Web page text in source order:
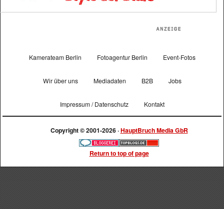
Kamerateam Berlin Fotoagentur Berlin Event-Fotos
Wir über uns Mediadaten B2B Jobs
Impressum / Datenschutz Kontakt
Copyright © 2001-2026 ·HauptBruch Media GbR
Return to top of page